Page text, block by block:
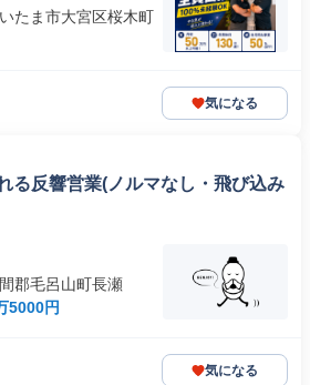
たま市大宮区桜木町
気になる
る反響営業(ノルマなし・飛び込み
郡毛呂山町長瀬
5000円
気になる